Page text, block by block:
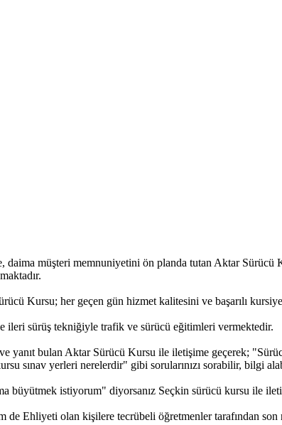
müşteri memnuniyetini ön planda tutan Aktar Sürücü
Kursu; her geçen gün hizmet kalitesini ve başarılı kursiyer
ileri sürüş tekniğiyle trafik ve sürücü eğitimleri vermektedir.
yanıt bulan Aktar Sürücü Kursu ile iletişime geçerek;
sınav yerleri nerelerdir" gibi sorularınızı sorabilir, bilgi
büyütmek istiyorum" diyorsanız Seçkin sürücü kursu ile
Ehliyeti olan kişilere tecrübeli öğretmenler tarafından